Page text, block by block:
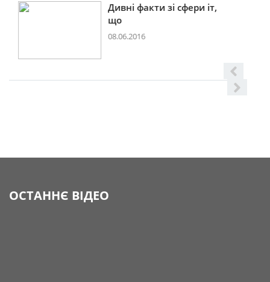
Дивні факти зі сфери іт,
що
08.06.2016
ОСТАННЄ ВІДЕО